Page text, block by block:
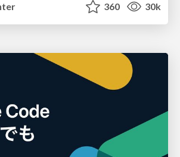
360 30k